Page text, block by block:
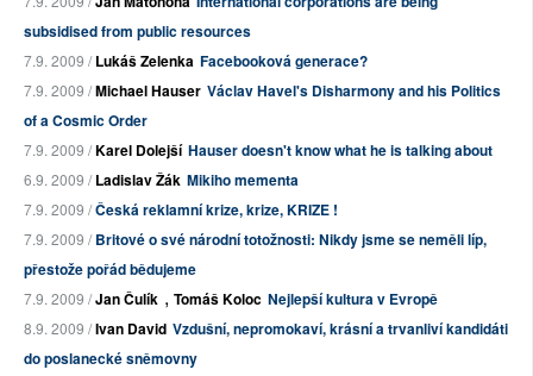
subsidised from public resources
7.9. 2009 /Lukáš Zelenka Facebooková generace?
7.9. 2009 /Michael Hauser Václav Havel's Disharmony and his Politics
of a Cosmic Order
7.9. 2009 /Karel Dolejší Hauser doesn't know what he is talking about
6.9. 2009 /Ladislav Žák Mikiho mementa
7.9. 2009 /Česká reklamní krize, krize, KRIZE !
7.9. 2009 /Britové o své národní totožnosti: Nikdy jsme se neměli líp,
přestože pořád bědujeme
7.9. 2009 /Jan Čulík , Tomáš Koloc Nejlepší kultura v Evropě
8.9. 2009 /Ivan David Vzdušní, nepromokaví, krásní a trvanliví kandidáti
do poslanecké sněmovny